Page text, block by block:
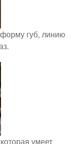
губ, линию
умеет